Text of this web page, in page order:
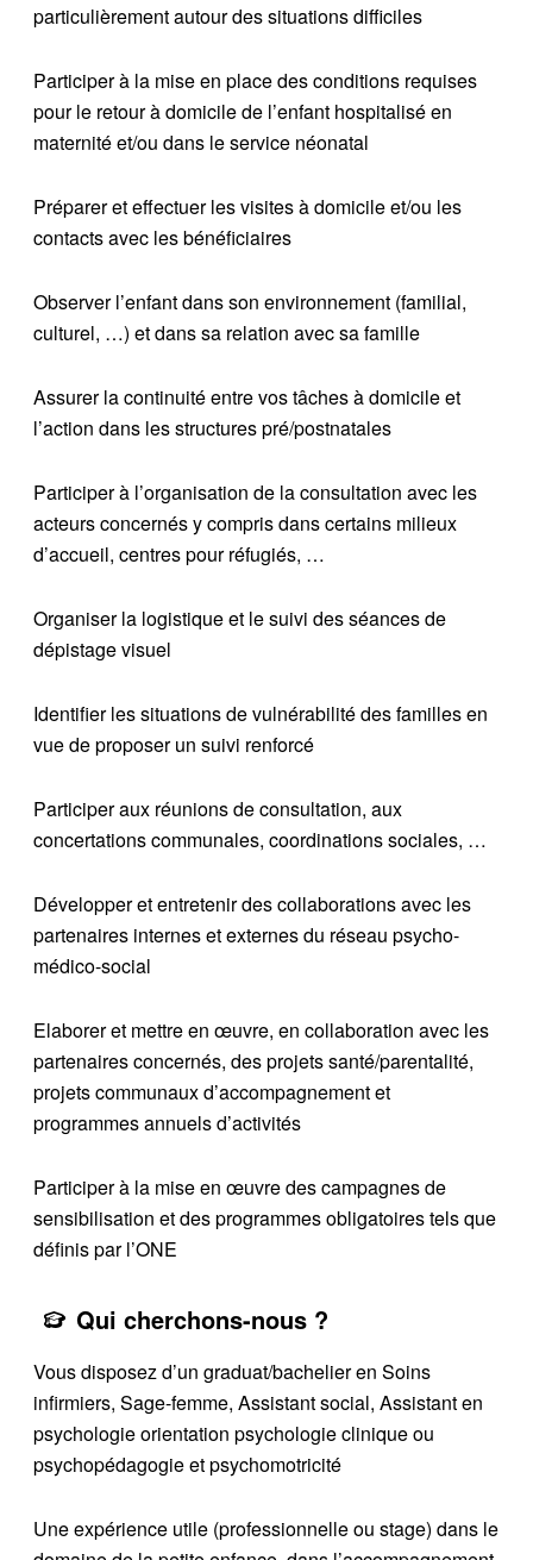
particulièrement autour des situations difficiles
Participer à la mise en place des conditions requises
pour le retour à domicile de l’enfant hospitalisé en
maternité et/ou dans le service néonatal
Préparer et effectuer les visites à domicile et/ou les
contacts avec les bénéficiaires
Observer l’enfant dans son environnement (familial,
culturel, …) et dans sa relation avec sa famille
Assurer la continuité entre vos tâches à domicile et
l’action dans les structures pré/postnatales
Participer à l’organisation de la consultation avec les
acteurs concernés y compris dans certains milieux
d’accueil, centres pour réfugiés, …
Organiser la logistique et le suivi des séances de
dépistage visuel
Identifier les situations de vulnérabilité des familles en
vue de proposer un suivi renforcé
Participer aux réunions de consultation, aux
concertations communales, coordinations sociales, …
Développer et entretenir des collaborations avec les
partenaires internes et externes du réseau psycho-
médico-social
Elaborer et mettre en œuvre, en collaboration avec les
partenaires concernés, des projets santé/parentalité,
projets communaux d’accompagnement et
programmes annuels d’activités
Participer à la mise en œuvre des campagnes de
sensibilisation et des programmes obligatoires tels que
définis par l’ONE
Qui cherchons-nous ?
Vous disposez d’un graduat/bachelier en Soins
infirmiers, Sage-femme, Assistant social, Assistant en
psychologie orientation psychologie clinique ou
psychopédagogie et psychomotricité
Une expérience utile (professionnelle ou stage) dans le